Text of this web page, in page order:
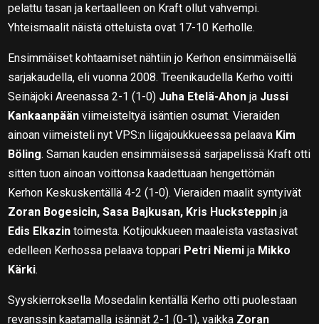
pelattu tasan ja kertaalleen on Kraft ollut vahvempi.
Yhteismaalit näistä otteluista ovat 17-10 Kerholle.
Ensimmäiset kohtaamiset nähtiin jo Kerhon ensimmäisellä
sarjakaudella, eli vuonna 2008. Treenikaudella Kerho voitti
Seinäjoki Areenassa 2-1 (1-0) Juha Etelä-Ahon ja Jussi
Kankaanpään viimeisteltyä isäntien osumat. Vieraiden
ainoan viimeisteli nyt VPS:n liigajoukkueessa pelaava Kim
Böling. Saman kauden ensimmäisessä sarjapelissä Kraft otti
sitten tuon ainoan voittonsa kaadettuaan hengettömän
Kerhon Keskuskentällä 4-2 (1-0). Vieraiden maalit syntyivät
Zoran Bogesicin, Sasa Bajkusan, Kris Hucksteppin ja
Edis Elkazin toimesta. Kotijoukkueen maaleista vastasivat
edelleen Kerhossa pelaava toppari Petri Niemija Mikko
Kärki.
Syyskierroksella Mosedalin kentällä Kerho otti puolestaan
revanssin kaatamalla isännät 2-1 (0-1), vaikka Zoran